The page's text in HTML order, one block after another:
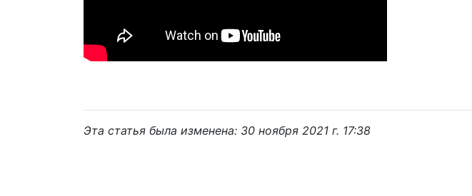
Эта статья была изменена: 30 ноября 2021 г. 17:38